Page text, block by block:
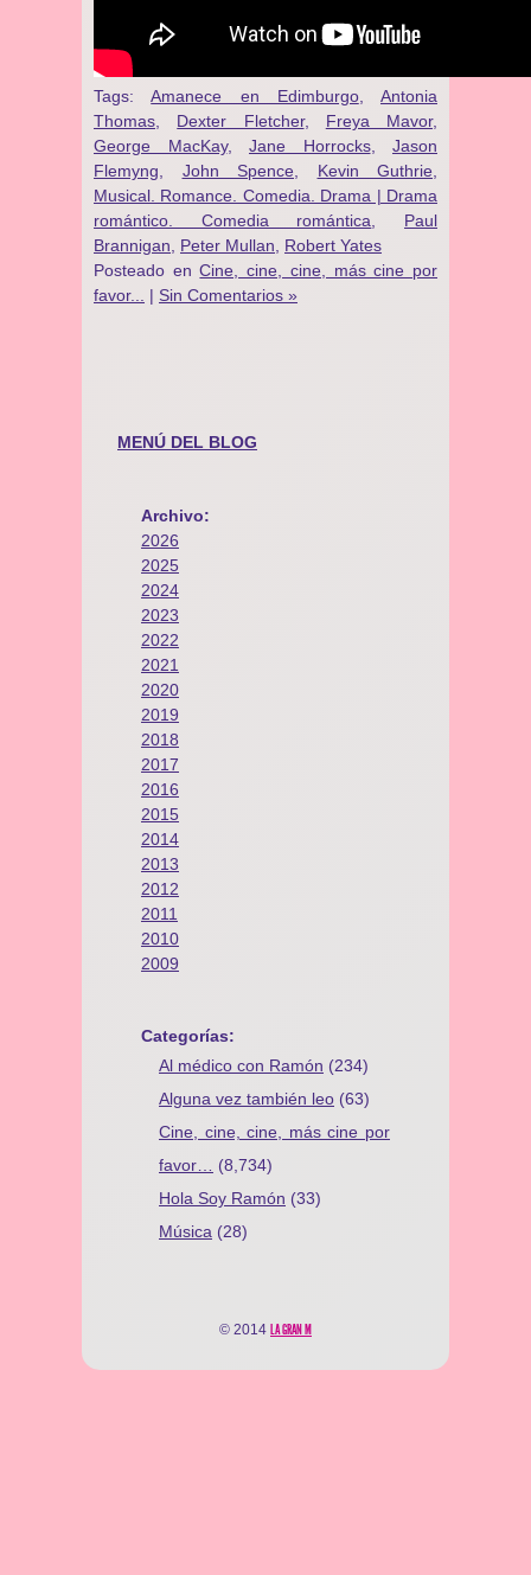
Tags:Amanece en Edimburgo, Antonia
Thomas
Dexter Fletcher, Freya Mavor,
George MacKay, Jane Horrocks, Jason
Flemyng
John Spence Kevin Guthrie
Musical. Romance. Comedia. Drama | Drama
romántico. Comedia romántica
Paul
Brannigan
Peter Mullan
Robert Yates
Posteado enCine, cine, cine, más cine por
favor...
| Sin Comentarios »
MENÚ DEL BLOG
Archivo:
2026
2025
2024
2023
2022
2021
2020
2019
2018
2017
2016
2015
2014
2013
2012
2011
2010
2009
Categorías:
Al médico con Ramón (234)
Alguna vez también leo (63)
Cine, cine, cine, más cine por
favor…
(8,734)
Hola Soy Ramón (33)
Música (28)
© 2014 LA GRAN M